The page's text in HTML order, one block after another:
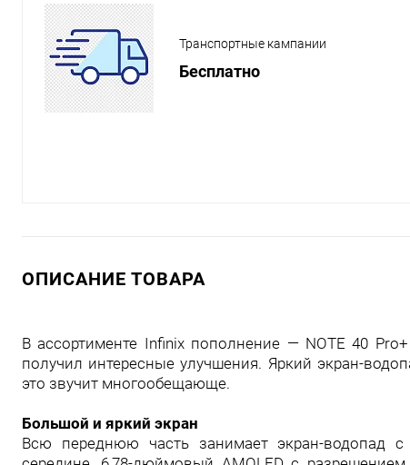
Транспортные кампании
Бесплатно
ОПИСАНИЕ ТОВАРА
В ассортименте Infinix пополнение — NOTE 40
получил интересные улучшения. Яркий экран-
это звучит многообещающе.
Большой и яркий экран
Всю переднюю часть занимает экран-водопад